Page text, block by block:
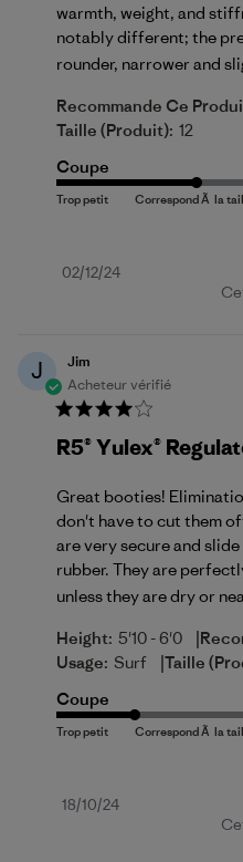
warmth, weight, and
notably different; the
rounder, narrower and
Recommande Ce
Taille (produit): 12
Coupe
Date
02/12/24
J
Jim
Acheteur vérifié
R5® Yulex®
Great booties!
don't have to cut them
are very secure and
rubber. They are
unless they are dry or
Height: 5'10 - 6'0 |
Usage: Surf |Taille
Coupe
Date
18/10/24